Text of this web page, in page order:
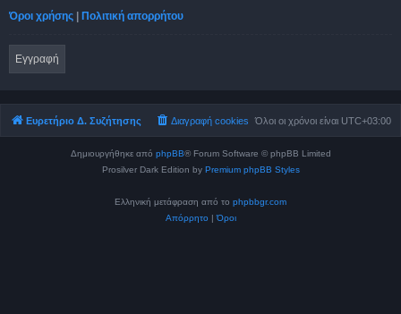
Όροι χρήσης | Πολιτική απορρήτου
Εγγραφή
Ευρετήριο Δ. Συζήτησης Όλοι οι χρόνοι είναι UTC+03:00
Διαγραφή cookies
Δημιουργήθηκε από phpBB® Forum Software © phpBB Limited
Prosilver Dark Edition by Premium phpBB Styles
Ελληνική μετάφραση από το phpbbgr.com
Απόρρητο |Όροι